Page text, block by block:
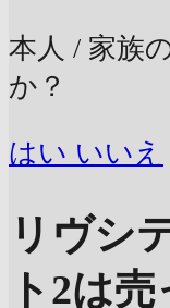
本人 / 家族
か？
はい いいえ
リヴシ
ト2は